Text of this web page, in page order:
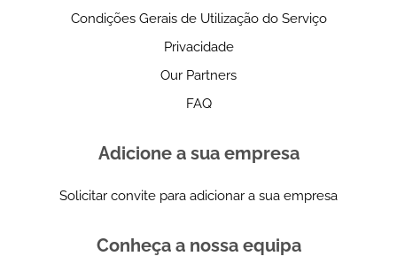
Condições Gerais de Utilização do Serviço
Privacidade
Our Partners
FAQ
Adicione a sua empresa
Solicitar convite para adicionar a sua empresa
Conheça a nossa equipa